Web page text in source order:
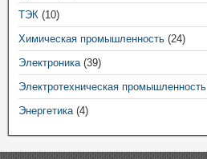
ТЭК (10)
Химическая промышленность (24)
Электроника(39)
Электротехническая промышленность
Энергетика(4)